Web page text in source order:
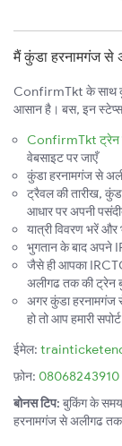
मैं कुंडा हरनामगंज
ConfirmTkt के साथ
आसान है। बस, इन
ConfirmTkt ट्रेन
वेबसाइट पर जाएँ
कुंडा हरनामगंज से
ट्रैवल की तारीख,
आधार पर अपनी
यात्री विवरण भरें
भुगतान के बाद अपने
जैसे ही आपका
अलीगढ तक की ट्रेन
अगर कुंडा हरनामगंज
हो तो आप हमारी
ईमेल:
फ़ोन: 08068243910
बोनस टिप: बुकिंग के
हरनामगंज से अलीगढ तक